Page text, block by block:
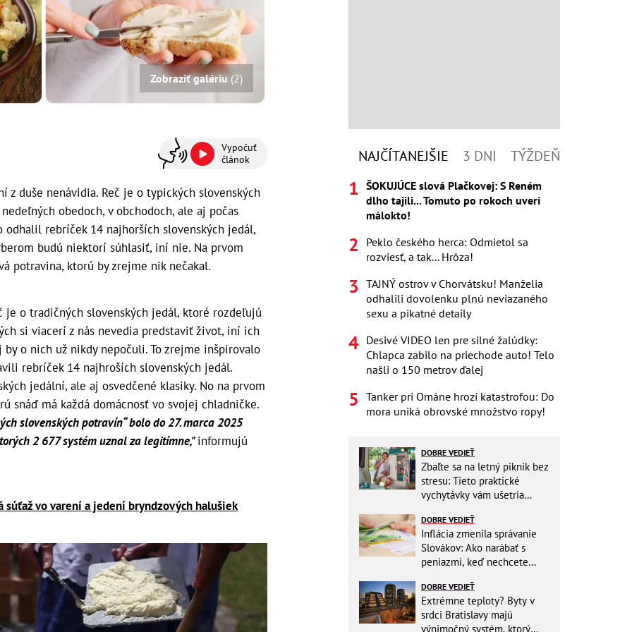
Zobraziť galériu (2)
Vypočuť
článok
z duše nenávidia. Reč je o typických slovenských
obedoch, v obchodoch, ale aj počas
odhalil rebríček 14 najhorších slovenských jedál,
budú niektorí súhlasiť, iní nie. Na prvom
potravina, ktorú by zrejme nik nečakal.
o tradičných slovenských jedál, ktoré rozdeľujú
si viacerí z nás nevedia predstaviť život, iní ich
o nich už nikdy nepočuli. To zrejme inšpirovalo
rebríček 14 najhroších slovenských jedál.
jedální, ale aj osvedčené klasiky. No na prvom
snáď má každá domácnosť vo svojej chladničke.
slovenských potravín“ bolo do 27. marca 2025
2 677 systém uznal za legitímne,"informujú
súťaž vo varení a jedení bryndzových halušiek
NAJČÍTANEJŠIE 3 DNI TÝŽDEŇ
ŠOKUJÚCE slová Plačkovej: S Reném
dlho tajili... Tomuto po rokoch uverí
málokto!
Peklo českého herca: Odmietol sa
rozviesť, a tak... Hrôza!
TAJNÝ ostrov v Chorvátsku! Manželia
odhalili dovolenku plnú neviazaného
sexu a pikatné detaily
Desivé VIDEO len pre silné žalúdky:
Chlapca zabilo na priechode auto! Telo
našli o 150 metrov ďalej
Tanker pri Ománe hrozí katastrofou: Do
mora uniká obrovské množstvo ropy!
DOBRE VEDIEŤ
Zbaľte sa na letný piknik bez
stresu: Tieto praktické
vychytávky vám ušetria
DOBRE VEDIEŤ
Inflácia zmenila správanie
Slovákov: Ako narábať s
peniazmi, keď nechcete
DOBRE VEDIEŤ
Extrémne teploty? Byty v
srdci Bratislavy majú
výnimočný systém, ktorý